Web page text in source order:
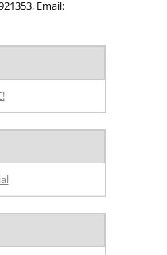
Email: